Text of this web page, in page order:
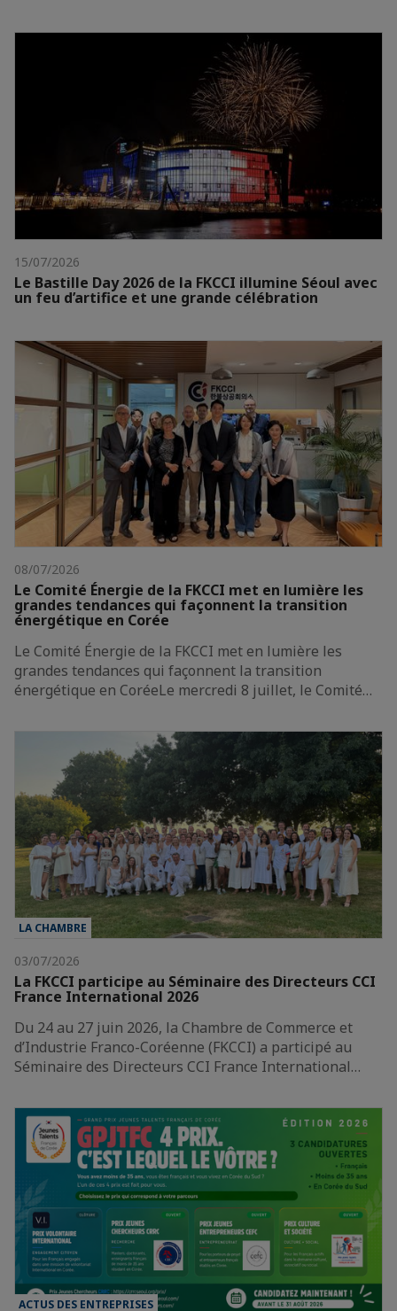
15/07/2026
Le Bastille Day 2026 de la FKCCI illumine Séoul avec
un feu d’artifice et une grande célébration
08/07/2026
Le Comité Énergie de la FKCCI met en lumière les
grandes tendances qui façonnent la transition
énergétique en Corée
Le Comité Énergie de la FKCCI met en lumière les
grandes tendances qui façonnent la transition
énergétique en CoréeLe mercredi 8 juillet, le Comité…
LA CHAMBRE
03/07/2026
La FKCCI participe au Séminaire des Directeurs CCI
France International 2026
Du 24 au 27 juin 2026, la Chambre de Commerce et
d’Industrie Franco-Coréenne (FKCCI) a participé au
Séminaire des Directeurs CCI France International…
ACTUS DES ENTREPRISES